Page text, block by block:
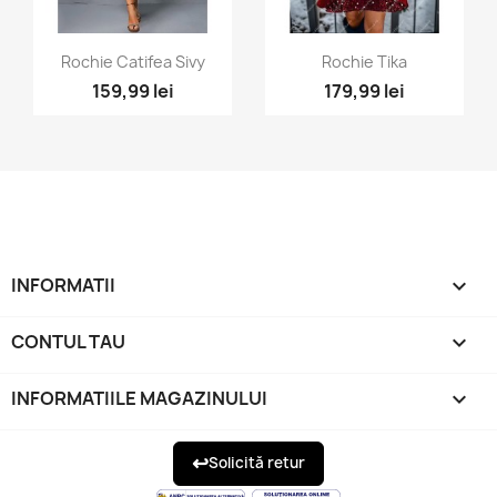
Vizualizare rapida
Rochie Catifea Sivy
159,99 lei
Vizualizare rapida
Rochie Tika
179,99 lei
INFORMATII 
CONTUL TAU 
INFORMATIILE MAGAZINULUI keyboard_arrow_down
↩Solicită retur